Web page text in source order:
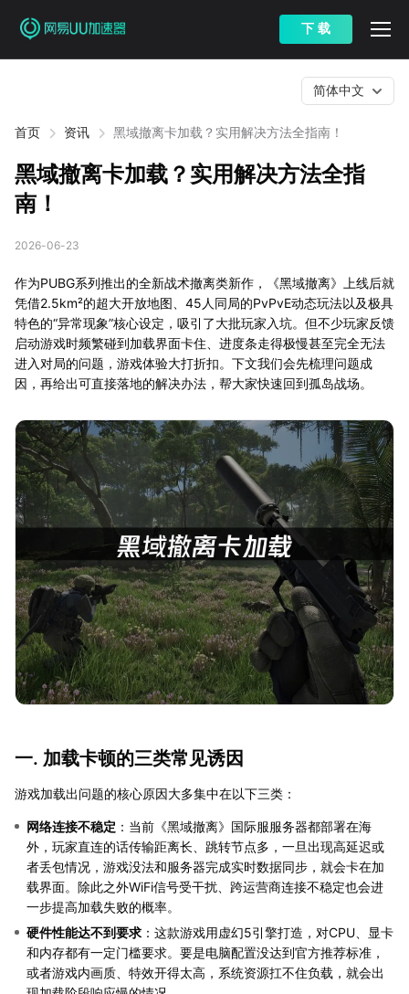
下 载
首页 资讯 黑域撤离卡加载？实用解决方法全指南！
简体中文
黑域撤离卡加载？实用解决方法全指
南！
2026-06-23
作为PUBG系列推出的全新战术撤离类新作，《黑域撤离》上线后就
凭借2.5km²的超大开放地图、45人同局的PvPvE动态玩法以及极具
特色的“异常现象”核心设定，吸引了大批玩家入坑。但不少玩家反馈
启动游戏时频繁碰到加载界面卡住、进度条走得极慢甚至完全无法
进入对局的问题，游戏体验大打折扣。下文我们会先梳理问题成
因，再给出可直接落地的解决办法，帮大家快速回到孤岛战场。
一. 加载卡顿的三类常见诱因
游戏加载出问题的核心原因大多集中在以下三类：
网络连接不稳定 ：当前《黑域撤离》国际服服务器都部署在海
外，玩家直连的话传输距离长、跳转节点多，一旦出现高延迟或
者丢包情况，游戏没法和服务器完成实时数据同步，就会卡在加
载界面。除此之外WiFi信号受干扰、跨运营商连接不稳定也会进
一步提高加载失败的概率。
硬件性能达不到要求 ：这款游戏用虚幻5引擎打造，对CPU、显卡
和内存都有一定门槛要求。要是电脑配置没达到官方推荐标准，
或者游戏内画质、特效开得太高，系统资源扛不住负载，就会出